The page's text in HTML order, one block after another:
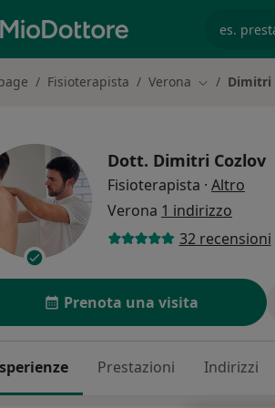
Fisioterapista Verona Cambia città
Dimitri
Dott. Dimitri Cozlov
Fisioterapista · Altro
Verona 1 indirizzo
32 recensioni
Prenota una visita
Prestazioni Indirizzi